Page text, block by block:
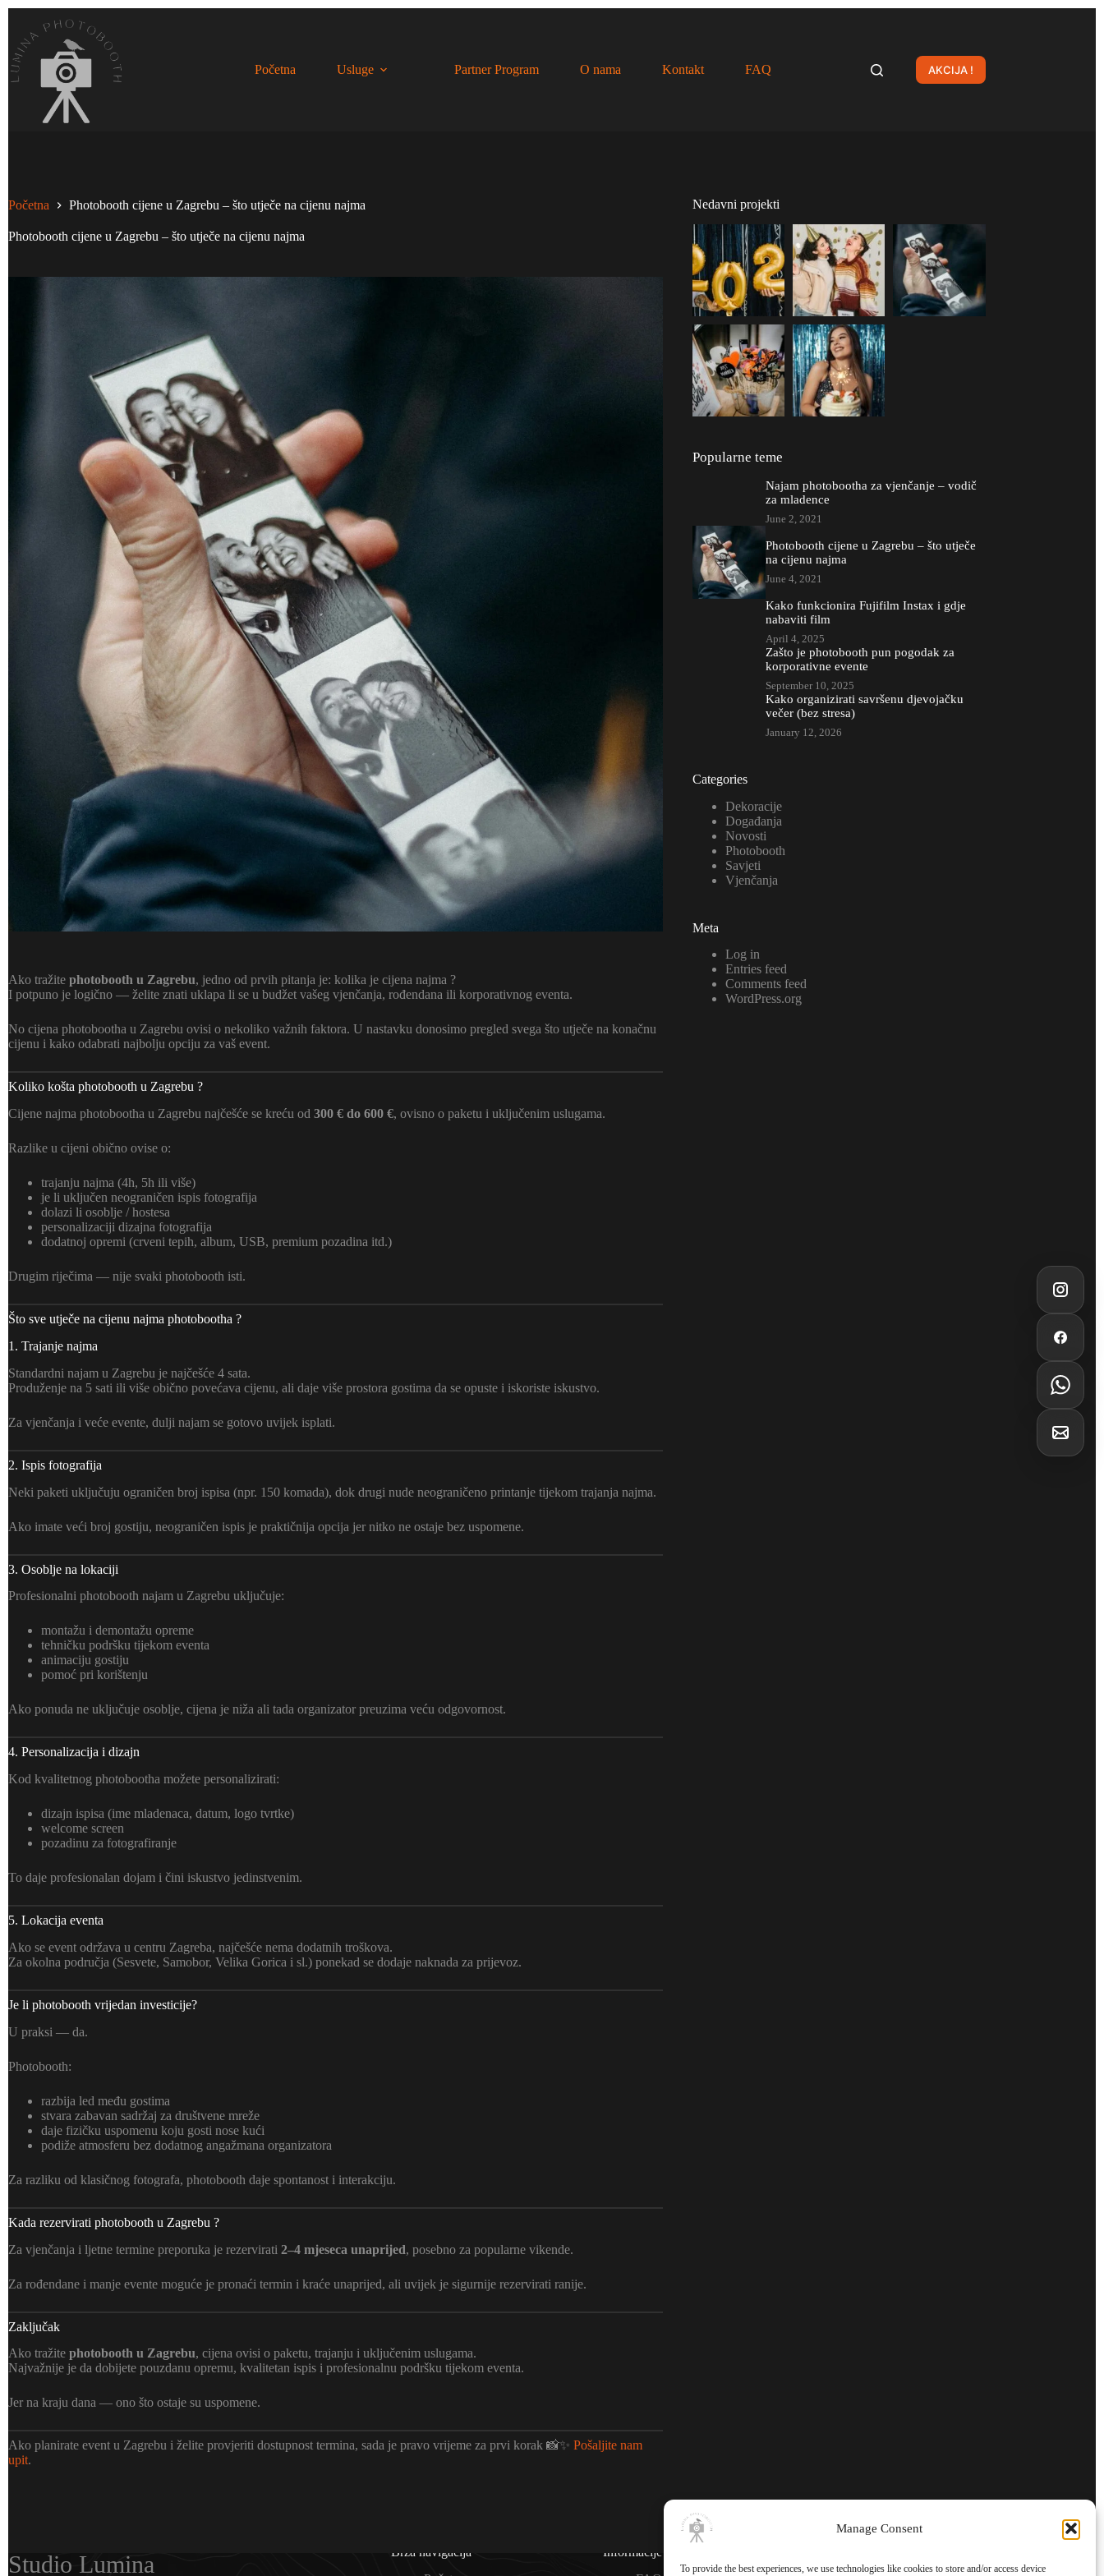
Manage Consent
To provide the best experiences, we use technologies like cookies to store and/or access device
content
Početna
Usluge Partner Program O nama Kontakt FAQ AKCIJA !
Početna Photobooth cijene u Zagrebu – što utječe na cijenu najma
Photobooth cijene u Zagrebu – što utječe na cijenu najma
Ako tražite photobooth u Zagrebu, jedno od prvih pitanja je: kolika je cijena najma ?
I potpuno je logično — želite znati uklapa li se u budžet vašeg vjenčanja, rođendana ili korporativnog eventa.
No cijena photobootha u Zagrebu ovisi o nekoliko važnih faktora. U nastavku donosimo pregled svega što utječe na konačnu
cijenu i kako odabrati najbolju opciju za vaš event.
Koliko košta photobooth u Zagrebu ?
Cijene najma photobootha u Zagrebu najčešće se kreću od 300 € do 600 €, ovisno o paketu i uključenim uslugama.
Razlike u cijeni obično ovise o:
trajanju najma (4h, 5h ili više)
je li uključen neograničen ispis fotografija
dolazi li osoblje / hostesa
personalizaciji dizajna fotografija
dodatnoj opremi (crveni tepih, album, USB, premium pozadina itd.)
Drugim riječima — nije svaki photobooth isti.
Što sve utječe na cijenu najma photobootha ?
1. Trajanje najma
Standardni najam u Zagrebu je najčešće 4 sata.
Produženje na 5 sati ili više obično povećava cijenu, ali daje više prostora gostima da se opuste i iskoriste iskustvo.
Za vjenčanja i veće evente, dulji najam se gotovo uvijek isplati.
2. Ispis fotografija
Neki paketi uključuju ograničen broj ispisa (npr. 150 komada), dok drugi nude neograničeno printanje tijekom trajanja najma.
Ako imate veći broj gostiju, neograničen ispis je praktičnija opcija jer nitko ne ostaje bez uspomene.
3. Osoblje na lokaciji
Profesionalni photobooth najam u Zagrebu uključuje:
montažu i demontažu opreme
tehničku podršku tijekom eventa
animaciju gostiju
pomoć pri korištenju
Ako ponuda ne uključuje osoblje, cijena je niža ali tada organizator preuzima veću odgovornost.
4. Personalizacija i dizajn
Kod kvalitetnog photobootha možete personalizirati:
dizajn ispisa (ime mladenaca, datum, logo tvrtke)
welcome screen
pozadinu za fotografiranje
To daje profesionalan dojam i čini iskustvo jedinstvenim.
5. Lokacija eventa
Ako se event održava u centru Zagreba, najčešće nema dodatnih troškova.
Za okolna područja (Sesvete, Samobor, Velika Gorica i sl.) ponekad se dodaje naknada za prijevoz.
Je li photobooth vrijedan investicije?
U praksi — da.
Photobooth:
razbija led među gostima
stvara zabavan sadržaj za društvene mreže
daje fizičku uspomenu koju gosti nose kući
podiže atmosferu bez dodatnog angažmana organizatora
Za razliku od klasičnog fotografa, photobooth daje spontanost i interakciju.
Kada rezervirati photobooth u Zagrebu ?
Za vjenčanja i ljetne termine preporuka je rezervirati 2–4 mjeseca unaprijed, posebno za popularne vikende.
Za rođendane i manje evente moguće je pronaći termin i kraće unaprijed, ali uvijek je sigurnije rezervirati ranije.
Zaključak
Ako tražite photobooth u Zagrebu, cijena ovisi o paketu, trajanju i uključenim uslugama.
Najvažnije je da dobijete pouzdanu opremu, kvalitetan ispis i profesionalnu podršku tijekom eventa.
Jer na kraju dana — ono što ostaje su uspomene.
Ako planirate event u Zagrebu i želite provjeriti dostupnost termina, sada je pravo vrijeme za prvi korak 📸✨ Pošaljite nam
upit.
Nedavni projekti
Popularne teme
Najam photobootha za vjenčanje – vodič
za mladence
June 2, 2021
Photobooth cijene u Zagrebu – što utječe
na cijenu najma
June 4, 2021
Kako funkcionira Fujifilm Instax i gdje
nabaviti film
April 4, 2025
Zašto je photobooth pun pogodak za
korporativne evente
September 10, 2025
Kako organizirati savršenu djevojačku
večer (bez stresa)
January 12, 2026
Categories
Dekoracije
Događanja
Novosti
Photobooth
Savjeti
Vjenčanja
Meta
Log in
Entries feed
Comments feed
WordPress.org
Studio Lumina
Brza navigacija
Informacije